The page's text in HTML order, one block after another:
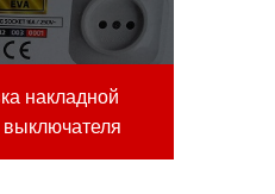
накладной
выключателя